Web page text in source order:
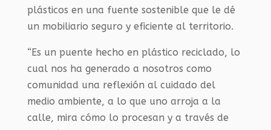
plásticos en una fuente sostenible que le dé
un mobiliario seguro y eficiente al territorio.
“Es un puente hecho en plástico reciclado, lo
cual nos ha generado a nosotros como
comunidad una reflexión al cuidado del
medio ambiente, a lo que uno arroja a la
calle, mira cómo lo procesan y a través de